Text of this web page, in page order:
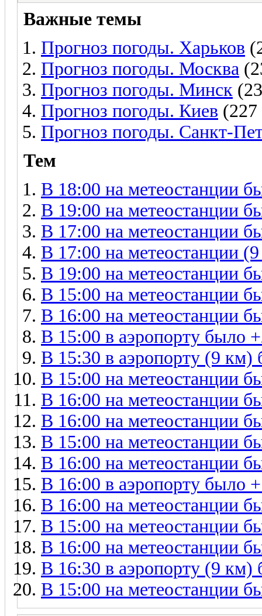
Важные темы
Прогноз погоды. Харьков
Прогноз погоды. Москва
Прогноз погоды. Минск
Прогноз погоды. Киев (227
Прогноз погоды. Санкт-
Тем
В 18:00 на метеостанции
В 19:00 на метеостанции
В 17:00 на метеостанции
В 17:00 на метеостанции
В 19:00 на метеостанции
В 15:00 на метеостанции
В 16:00 на метеостанции
В 15:00 в аэропорту было
В 15:30 в аэропорту (9 км)
В 15:00 на метеостанции
В 16:00 на метеостанции
В 16:00 на метеостанции
В 15:00 на метеостанции
В 16:00 на метеостанции
В 16:00 в аэропорту было
В 16:00 на метеостанции
В 15:00 на метеостанции
В 16:00 на метеостанции
В 16:30 в аэропорту (9 км)
В 15:00 на метеостанции